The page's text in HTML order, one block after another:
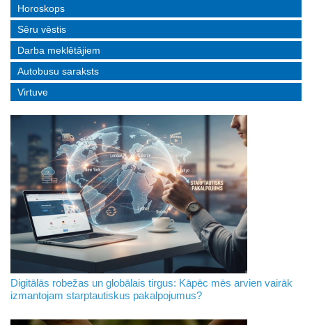
Horoskops
Sēru vēstis
Darba meklētājiem
Autobusu saraksts
Virtuve
Digitālās robežas un globālais tirgus: Kāpēc mēs arvien vairāk
izmantojam starptautiskus pakalpojumus?